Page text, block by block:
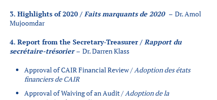
3. Highlights of 2020 /Faits marquants de 2020– Dr. Amol
Mujoomdar
4. Report from the Secretary-Treasurer /Rapport du
secrétaire-trésorier– Dr. Darren Klass
Approval of CAIR Financial Review /Adoption des états
financiers de CAIR
Approval of Waiving of an Audit /Adoption de la